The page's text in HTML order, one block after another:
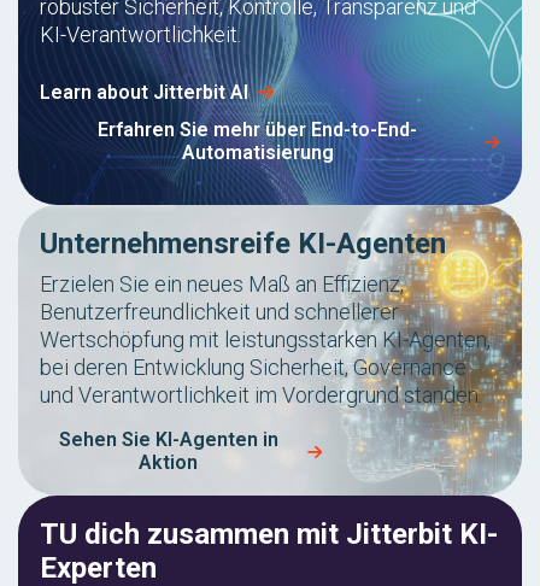
robuster Sicherheit, Kontrolle, Transparenz und
KI-Verantwortlichkeit.
Learn about Jitterbit AI
Erfahren Sie mehr über End-to-End-
Automatisierung
Unternehmensreife KI-Agenten
Erzielen Sie ein neues Maß an Effizienz,
Benutzerfreundlichkeit und schnellerer
Wertschöpfung mit leistungsstarken KI-Agenten,
bei deren Entwicklung Sicherheit, Governance
und Verantwortlichkeit im Vordergrund standen.
Sehen Sie KI-Agenten in
Aktion
TU dich zusammen mit Jitterbit KI-
Experten